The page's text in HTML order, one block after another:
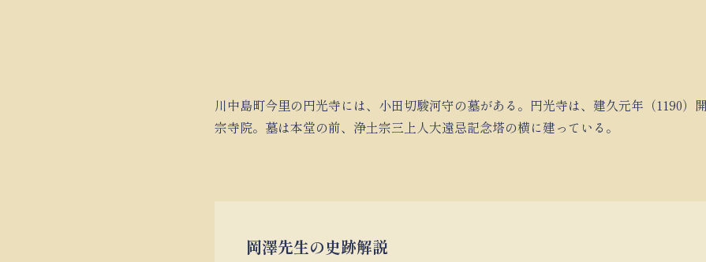
川中島町今里の円光寺には、小田切駿河守の墓がある。円光寺は、建久元年（1190）
宗寺院。墓は本堂の前、浄土宗三上人大遠忌記念塔の横に建っている。
岡澤先生の史跡解説